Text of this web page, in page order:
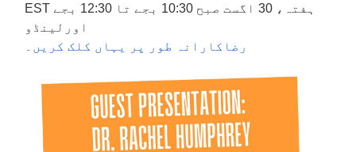
ہفتہ، 30 اگست صبح 10:30 بجے تا 12:30 بجے EST
اورلینڈو
رضاکارانہ طور پر یہاں کلک کریں۔